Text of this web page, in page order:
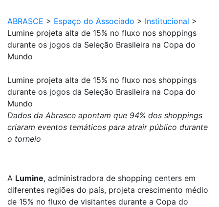
ABRASCE > Espaço do Associado > Institucional >
Lumine projeta alta de 15% no fluxo nos shoppings
durante os jogos da Seleção Brasileira na Copa do
Mundo
Lumine projeta alta de 15% no fluxo nos shoppings
durante os jogos da Seleção Brasileira na Copa do
Mundo
Dados da Abrasce apontam que 94% dos shoppings
criaram eventos temáticos para atrair público durante
o torneio
A Lumine, administradora de shopping centers em
diferentes regiões do país, projeta crescimento médio
de 15% no fluxo de visitantes durante a Copa do